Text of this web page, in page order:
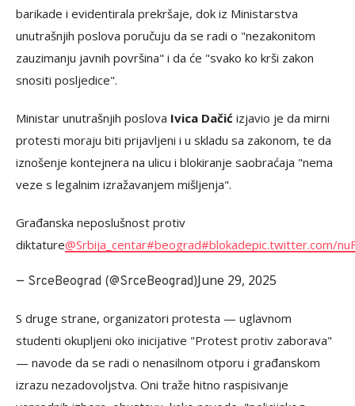
barikade i evidentirala prekršaje, dok iz Ministarstva
unutrašnjih poslova poručuju da se radi o "nezakonitom
zauzimanju javnih površina" i da će "svako ko krši zakon
snositi posljedice".
Ministar unutrašnjih poslova Ivica Dačić izjavio je da mirni
protesti moraju biti prijavljeni i u skladu sa zakonom, te da
iznošenje kontejnera na ulicu i blokiranje saobraćaja "nema
veze s legalnim izražavanjem mišljenja".
Građanska neposlušnost protiv
diktature@Srbija_centar#beograd#blokadepic.twitter.com/
— SrceBeograd (@SrceBeograd)June 29, 2025
S druge strane, organizatori protesta — uglavnom
studenti okupljeni oko inicijative "Protest protiv zaborava"
— navode da se radi o nenasilnom otporu i građanskom
izrazu nezadovoljstva. Oni traže hitno raspisivanje